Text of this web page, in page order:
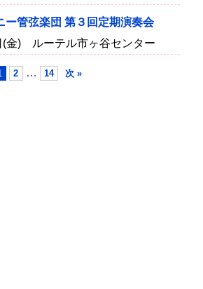
ー管弦楽団 第３回定期演奏会
(金) ルーテル市ヶ谷センター
2 … 14 次 »